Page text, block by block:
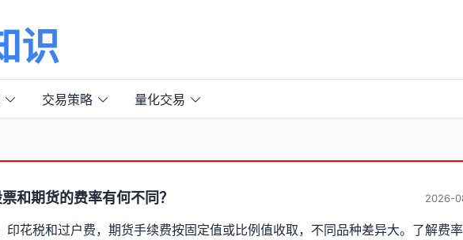
识
交易策略 量化交易
和期货的费率有何不同？ 2026-
印花税和过户费，期货手续费按固定值或比例值收取，不同品种差异大。了解费